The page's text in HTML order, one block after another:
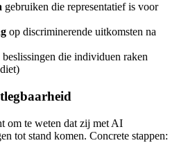
gebruiken die representatief is voor
op discriminerende uitkomsten na
die individuen raken
om te weten dat zij met AI
tot stand komen. Concrete stappen: